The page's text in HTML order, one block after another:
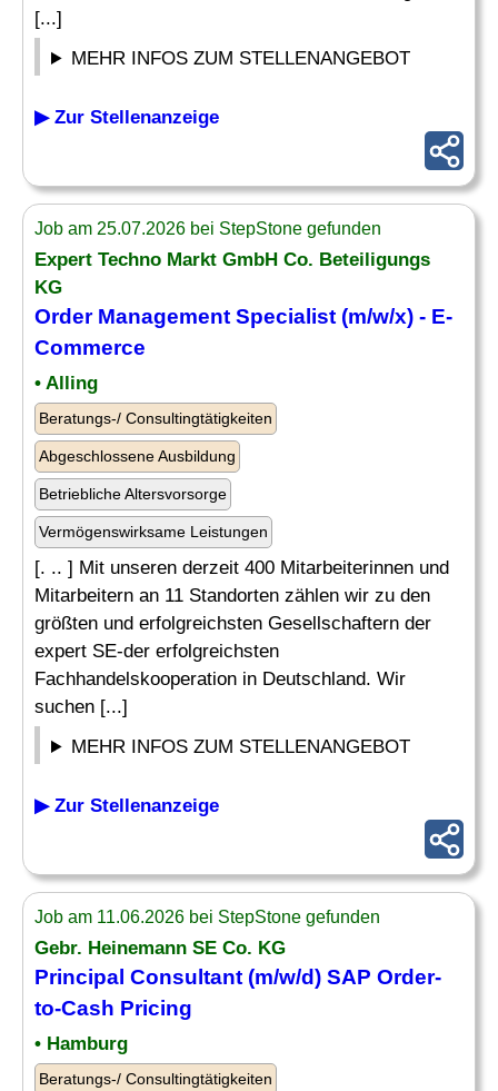
[...]
MEHR INFOS ZUM STELLENANGEBOT
▶ Zur Stellenanzeige
Job am 25.07.2026 bei StepStone gefunden
Expert Techno Markt GmbH Co. Beteiligungs
KG
OrderManagement Specialist (m/w/x) - E-
Commerce
• Alling
Beratungs-/ Consultingtätigkeiten
Abgeschlossene Ausbildung
Betriebliche Altersvorsorge
Vermögenswirksame Leistungen
[. .. ] Mit unseren derzeit 400 Mitarbeiterinnen und
Mitarbeitern an 11 Standorten zählen wir zu den
größten und erfolgreichsten Gesellschaftern der
expert SE-der erfolgreichsten
Fachhandelskooperation in Deutschland. Wir
suchen [...]
MEHR INFOS ZUM STELLENANGEBOT
▶ Zur Stellenanzeige
Job am 11.06.2026 bei StepStone gefunden
Gebr. Heinemann SE Co. KG
Principal Consultant (m/w/d) SAP Order-
to-Cash Pricing
• Hamburg
Beratungs-/ Consultingtätigkeiten